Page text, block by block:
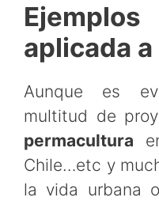
Ejemplos
aplicada
Aunque es
multitud de
permacultura
Chile…etc y
la vida urbana